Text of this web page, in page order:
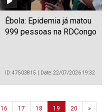
Ébola: Epidemia já matou
999 pessoas na RDCongo
ID: 47503815 Date: 22/07/2026 19:32
16 17 18 19 20 »Next